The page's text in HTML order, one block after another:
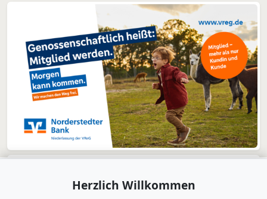
Herzlich Willkommen